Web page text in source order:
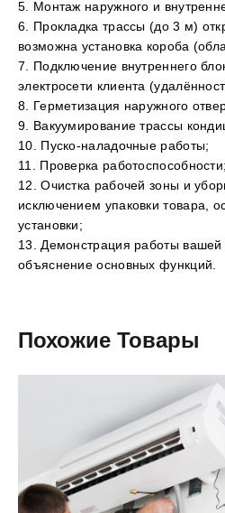
5. Монтаж наружного и
6. Прокладка трассы (до 3 м)
возможна установка короба
7. Подключение внутреннего
электросети клиента
8. Герметизация наружного
9. Вакуумирование трассы
10. Пуско-наладочные работы;
11. Проверка работоспособности;
12. Очистка рабочей зоны и
исключением упаковки товара,
установки;
13. Демонстрация работы вашей
объяснение основных функций.
Похожие Товары